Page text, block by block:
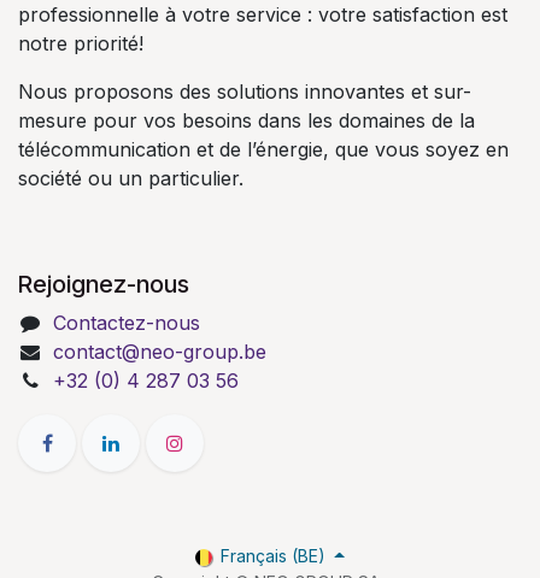
professionnelle à votre service : votre satisfaction est
notre priorité!
Nous proposons des solutions innovantes et sur-
mesure pour vos besoins dans les domaines de la
télécommunication et de l’énergie, que vous soyez en
société ou un particulier.
Rejoignez-nous
Contactez-nous
contact@neo-group.be
+32 (0) 4 287 03 56
Français (BE)